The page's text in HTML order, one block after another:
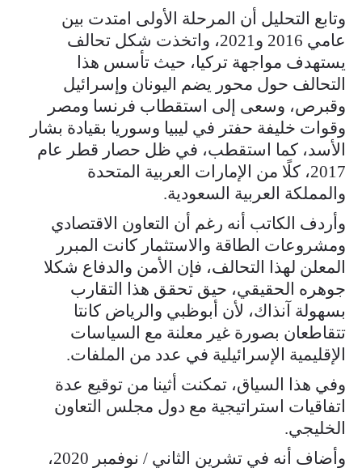
وتابع التحليل أن المرحلة الأولى امتدت بين
عامي 2016 و2021، واتخذت شكل تحالف
يستهدف مواجهة تركيا، حيث تأسس هذا
التحالف حول محور يضم اليونان وإسرائيل
وقبرص، وسعى إلى استقطاب فرنسا ومصر
وقوات خليفة حفتر في ليبيا وسوريا بقيادة بشار
الأسد، كما استقطب، في ظل حصار قطر عام
2017، كلًا من الإمارات العربية المتحدة
والمملكة العربية السعودية.
وأردف الكاتب أنه رغم أن التعاون الاقتصادي
ومشروعات الطاقة والاستثمار كانت المبرر
المعلن لهذا التحالف، فإن الأمن والدفاع شكلا
جوهره الحقيقي، حيق تحقق هذا التقارب
بسهولة آنذاك، لأن أبوظبي والرياض كانتا
تتقاطعان بصورة غير معلنة مع السياسات
الإقليمية الإسرائيلية في عدد من الملفات.
وفي هذا السياق، تمكنت أثينا من توقيع عدة
اتفاقيات استراتيجية مع دول مجلس التعاون
الخليجي.
وأضاف أنه في تشرين الثاني / نوفمبر 2020،